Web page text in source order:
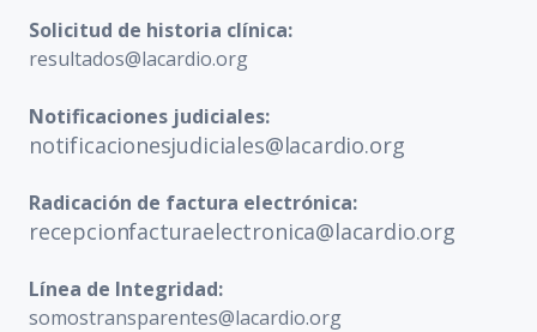
Solicitud de historia clínica:
resultados@lacardio.org
Notificaciones judiciales:
notificacionesjudiciales@lacardio.org
Radicación de factura electrónica:
recepcionfacturaelectronica@lacardio.org
Línea de Integridad:
somostransparentes@lacardio.org